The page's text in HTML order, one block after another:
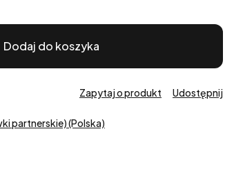
Dodaj do koszyka
Zapytaj o produkt Udostępnij
partnerskie) (Polska)